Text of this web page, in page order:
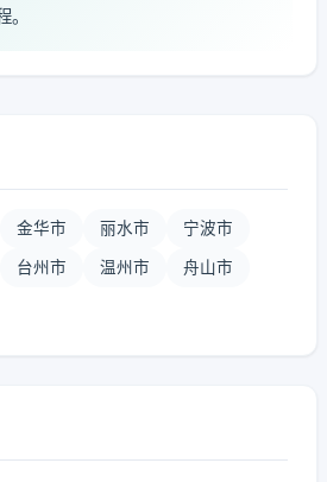
金华市 丽水市 宁波市
台州市 温州市 舟山市